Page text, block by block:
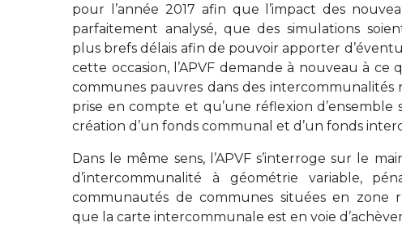
pour l’année 2017 afin que l’impact des
parfaitement analysé, que des simulations
plus brefs délais afin de pouvoir apporter
cette occasion, l’APVF demande à nouveau à ce
communes pauvres dans des intercommunalités
prise en compte et qu’une réflexion d’ensemble
création d’un fonds communal et d’un fonds
Dans le même sens, l’APVF s’interroge sur le
d’intercommunalité à géométrie variable,
communautés de communes situées en zone
que la carte intercommunale est en voie